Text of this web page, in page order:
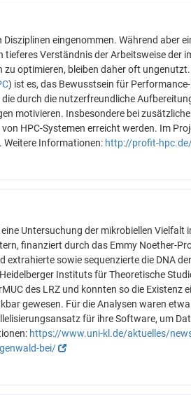
eingenommen. Während aber
Verständnis der Arbeitsweise der
optimieren, bleiben daher oft
) ist es, das Bewusstsein für
durch die nutzerfreundliche
motivieren. Insbesondere bei
HPC-Systemen erreicht werden. Im
Weitere Informationen: http://profit-
Untersuchung der mikrobiellen Vielfalt
finanziert durch das Emmy Noether-
sowie sequenzierte die DNA
Instituts für Theoretische
des LRZ und konnten so die Existenz
gewesen. Für die Analysen waren
für ihre Software, um
https://www.uni-kl.de/aktuelles/
bei/